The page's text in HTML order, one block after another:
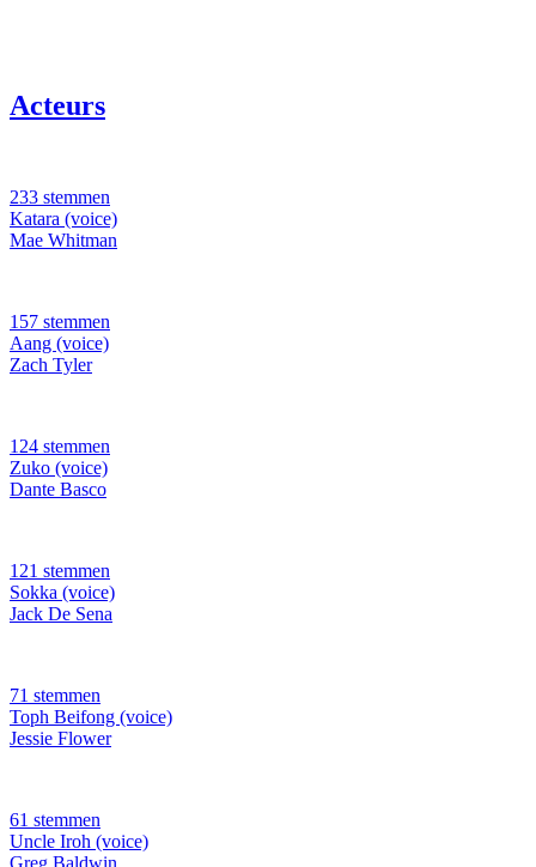
Acteurs
233 stemmen
Katara (voice)
Mae Whitman
157 stemmen
Aang (voice)
Zach Tyler
124 stemmen
Zuko (voice)
Dante Basco
121 stemmen
Sokka (voice)
Jack De Sena
71 stemmen
Toph Beifong (voice)
Jessie Flower
61 stemmen
Uncle Iroh (voice)